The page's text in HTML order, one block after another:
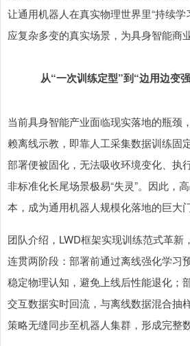
让通用机器人在真实物理世界里“持续
应复杂多变的真实场景，为具身智能商
从“一次训练定型”到“边用边变
当前具身智能产业面临现实落地的瓶颈
赖离线示教，即靠人工采集数据训练固
部署便被固化，无法吸收环境变化、执
非标准化长尾场景极易“失灵”。因此，
本，成为通用机器人规模化落地的巨大门
团队介绍，LWD框架实现训练范式革新
连贯两阶段：部署前通过离线强化学习
稳定物理认知，避免上线后性能退化；
交互数据实时回流，与离线数据混合抽
策略无缝同步至机器人集群，形成完整